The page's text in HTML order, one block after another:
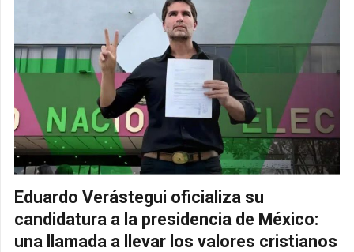
Eduardo Verástegui oficializa su
candidatura a la presidencia de México:
una llamada a llevar los valores cristianos